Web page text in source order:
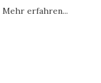
Mehr erfahren...